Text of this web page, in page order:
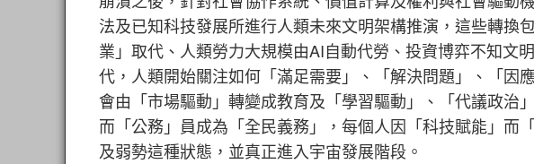
法及已知科技發展所進行人類未來文明架構推演，這些轉換
業」取代、人類勞力大規模由AI自動代勞、投資博弈不知文
代， 人類開始關注如何「滿足需要」、「解決問題」、「因
會由「市場驅動」轉變成教育及「學習驅動」、「代議政治
而「公務」員成為「全民義務」， 每個人因「科技賦能」而
及弱勢這種狀態，並真正進入宇宙發展階段。